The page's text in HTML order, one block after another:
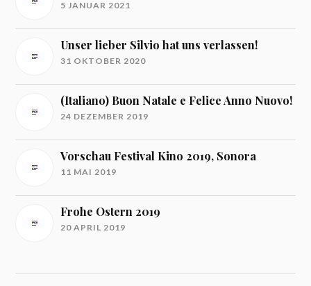
5 JANUAR 2021
Unser lieber Silvio hat uns verlassen!
31 OKTOBER 2020
(Italiano) Buon Natale e Felice Anno Nuovo!
24 DEZEMBER 2019
Vorschau Festival Kino 2019, Sonora
11 MAI 2019
Frohe Ostern 2019
20 APRIL 2019